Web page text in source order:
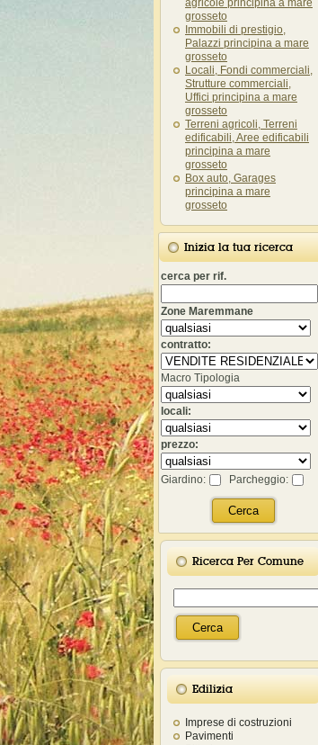
agricole principina a mare
grosseto
Immobili di prestigio,
Palazzi principina a mare
grosseto
Locali, Fondi commerciali,
Strutture commerciali,
Uffici principina a mare
grosseto
Terreni agricoli, Terreni
edificabili, Aree edificabili
principina a mare
grosseto
Box auto, Garages
principina a mare
grosseto
Inizia la tua ricerca
cerca per rif.
Zone Maremmane
contratto:
Macro Tipologia
locali:
prezzo:
Giardino: Parcheggio:
Ricerca Per Comune
Edilizia
Imprese di costruzioni
Pavimenti